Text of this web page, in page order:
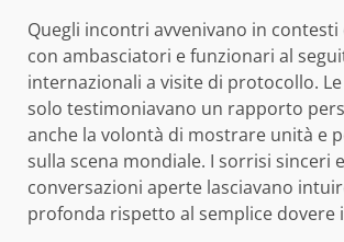
Quegli incontri avvenivano in
con ambasciatori e funzionari al
internazionali a visite di protocollo.
solo testimoniavano un rapporto
anche la volontà di mostrare unità e
sulla scena mondiale. I sorrisi sinceri
conversazioni aperte lasciavano
profonda rispetto al semplice dovere